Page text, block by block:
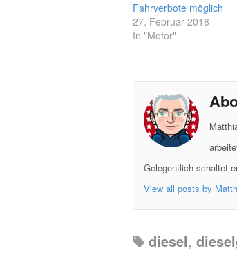
Fahrverbote möglich
27. Februar 2018
In "Motor"
Gelegentlich schaltet
View all posts by
diesel,